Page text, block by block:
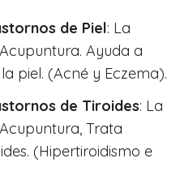
de Piel: La
Ayuda a
piel. (Acné y Eczema).
de Tiroides: La
Trata
(Hipertiroidismo e